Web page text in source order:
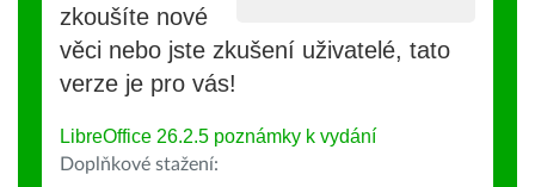
zkoušíte nové
věci nebo jste zkušení uživatelé, tato
verze je pro vás!
LibreOffice 26.2.5 poznámky k vydání
Doplňkové stažení: